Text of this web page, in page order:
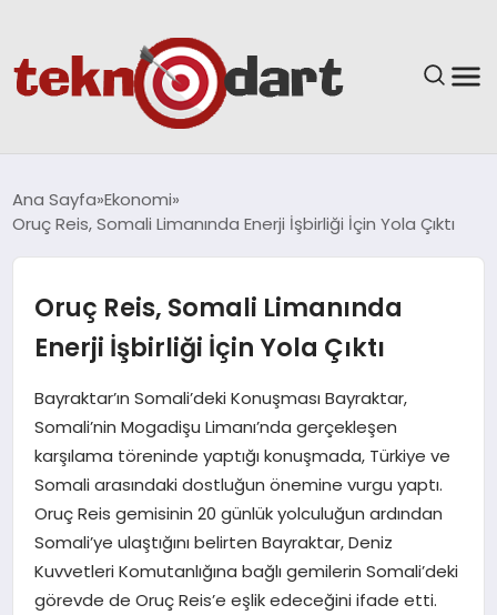
YAŞAM
BILIM & TEKNOLOJI
EĞITIM
GÜNDEM
SPOR
EKONOMI
MAGAZIN
Ana Sayfa Ekonomi
Oruç Reis, Somali Limanında Enerji İşbirliği İçin Yola Çıktı
Oruç Reis, Somali Limanında
Enerji İşbirliği İçin Yola Çıktı
Bayraktar’ın Somali’deki Konuşması Bayraktar,
Somali’nin Mogadişu Limanı’nda gerçekleşen
karşılama töreninde yaptığı konuşmada, Türkiye ve
Somali arasındaki dostluğun önemine vurgu yaptı.
Oruç Reis gemisinin 20 günlük yolculuğun ardından
Somali’ye ulaştığını belirten Bayraktar, Deniz
Kuvvetleri Komutanlığına bağlı gemilerin Somali’deki
görevde de Oruç Reis’e eşlik edeceğini ifade etti.